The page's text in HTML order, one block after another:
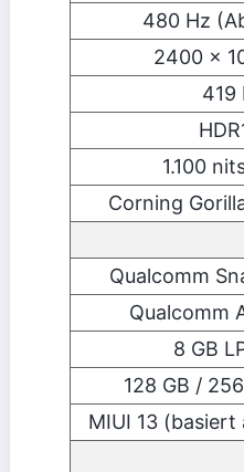
480 Hz
2400 x
419
1.100
Corning
Qualcomm
Qualcomm
8 GB
128 GB /
MIUI 13 (basiert